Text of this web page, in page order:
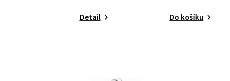
Detail Do košíku